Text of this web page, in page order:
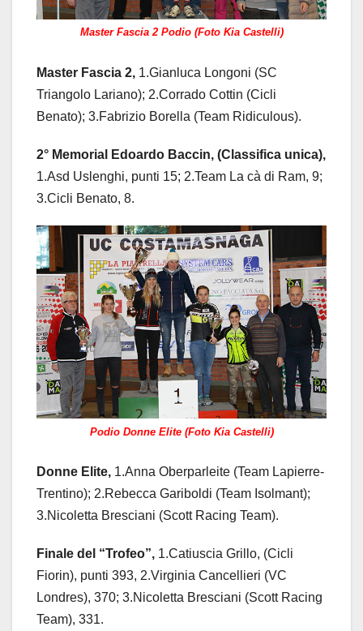
Master Fascia 2 Podio (Foto Kia Castelli)
Master Fascia 2, 1.Gianluca Longoni (SC
Triangolo Lariano); 2.Corrado Cottin (Cicli
Benato); 3.Fabrizio Borella (Team Ridiculous).
2° Memorial Edoardo Baccin, (Classifica unica),
1.Asd Uslenghi, punti 15; 2.Team La cà di Ram, 9;
3.Cicli Benato, 8.
Podio Donne Elite (Foto Kia Castelli)
Donne Elite, 1.Anna Oberparleite (Team Lapierre-
Trentino); 2.Rebecca Gariboldi (Team Isolmant);
3.Nicoletta Bresciani (Scott Racing Team).
Finale del “Trofeo”, 1.Catiuscia Grillo, (Cicli
Fiorin), punti 393, 2.Virginia Cancellieri (VC
Londres), 370; 3.Nicoletta Bresciani (Scott Racing
Team), 331.